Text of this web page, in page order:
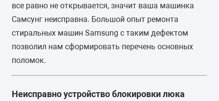
все равно не открывается, значит ваша машинка
Самсунг неисправна. Большой опыт ремонта
стиральных машин Samsung с таким дефектом
позволил нам сформировать перечень основных
поломок.
Неисправно устройство блокировки люка